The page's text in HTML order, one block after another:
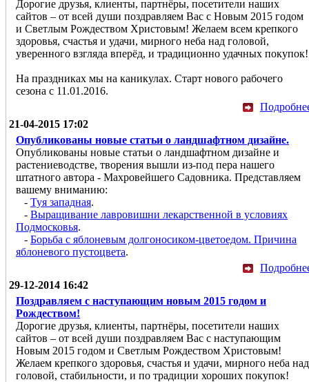
Дорогие друзья, клиенты, партнёры, посетители наших
сайтов – от всей души поздравляем Вас с Новым 2015 годом
и Светлым Рождеством Христовым! Желаем всем крепкого
здоровья, счастья и удачи, мирного неба над головой,
уверенного взгляда вперёд, и традиционно удачных покупок!
На праздниках мы на каникулах. Старт нового рабочего
сезона с 11.01.2016.
21-04-2015 17:02
Опубликованы новые статьи о ландшафтном дизайне.
Опубликованы новые статьи о ландшафтном дизайне и
растениеводстве, творения вышли из-под пера нашего
штатного автора - Махровейшего Садовника. Представляем
вашему вниманию:
- Туя западная.
- Выращивание лавровишни лекарственной в условиях
Подмосковья.
- Борьба с яблоневым долгоносиком-цветоедом. Причина
яблоневого пустоцвета.
29-12-2014 16:42
Поздравляем с наступающим новым 2015 годом и
Рождеством!
Дорогие друзья, клиенты, партнёры, посетители наших
сайтов – от всей души поздравляем Вас с наступающим
Новым 2015 годом и Светлым Рождеством Христовым!
Желаем крепкого здоровья, счастья и удачи, мирного неба над
головой, стабильности, и по традиции хороших покупок!